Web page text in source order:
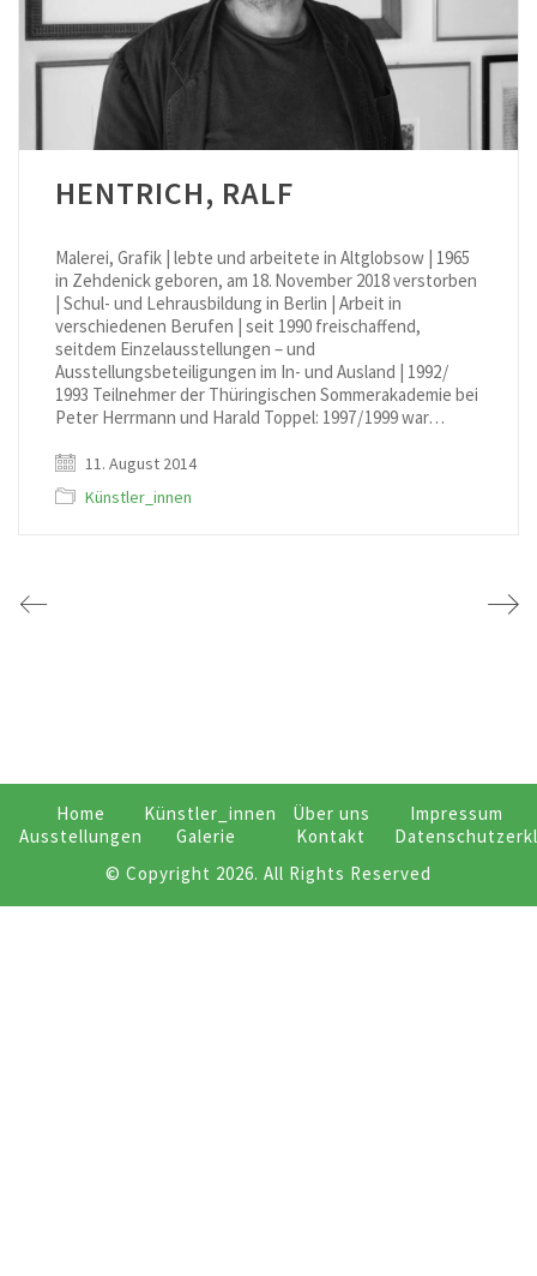
HENTRICH, RALF
Malerei, Grafik | lebte und arbeitete in Altglobsow | 1965
in Zehdenick geboren, am 18. November 2018 verstorben
| Schul- und Lehrausbildung in Berlin | Arbeit in
verschiedenen Berufen | seit 1990 freischaffend,
seitdem Einzelausstellungen – und
Ausstellungsbeteiligungen im In- und Ausland | 1992 /
1993 Teilnehmer der Thüringischen Sommerakademie bei
Peter Herrmann und Harald Toppel: 1997 / 1999 war…
11. August 2014
Künstler_innen
Home
Ausstellungen
Künstler_innen
Galerie
Über uns
Kontakt
Impressum
© Copyright 2026. All Rights Reserved